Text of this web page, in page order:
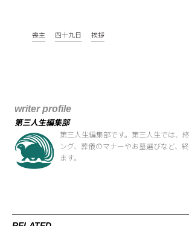
喪主 四十九日 挨拶
writer profile
第三人生編集部
第三人生編集部です。第三人生では、
ング、葬儀のマナーやお墓選びなど、
ます。